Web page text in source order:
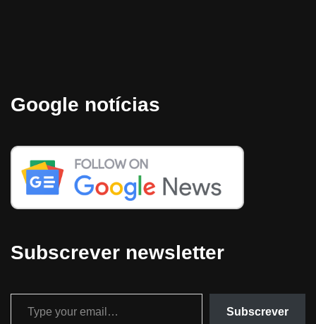
Google notícias
Subscrever newsletter
Subscrever